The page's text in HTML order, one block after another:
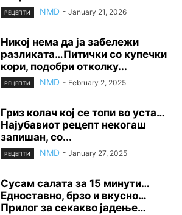
РЕЦЕПТИ NMD - January 21, 2026
Никој нема да ја забележи
разликата…Питички со купечки
кори, подобри отколку...
РЕЦЕПТИ NMD - February 2, 2025
Гриз колач кој се топи во уста…
Најубавиот рецепт некогаш
запишан, со...
РЕЦЕПТИ NMD - January 27, 2025
Сусам салата за 15 минути…
Едноставно, брзо и вкусно…
Прилог за секакво јадење…